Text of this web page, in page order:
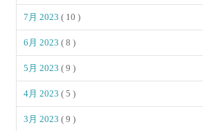
7月 2023( 10 )
6月 2023( 8 )
5月 2023( 9 )
4月 2023( 5 )
3月 2023( 9 )